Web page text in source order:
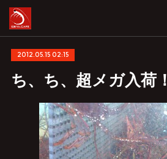
2012.05.15 02:15
ち、ち、超メガ入荷！